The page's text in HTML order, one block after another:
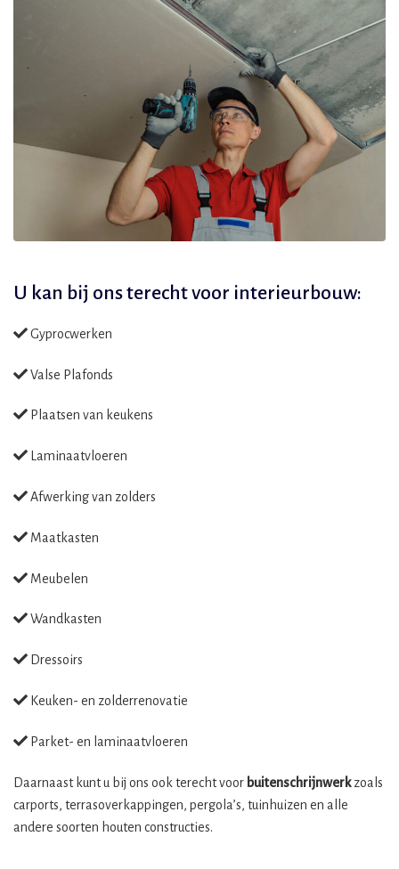
U kan bij ons terecht voor interieurbouw:
Gyprocwerken
Valse Plafonds
Plaatsen van keukens
Laminaatvloeren
Afwerking van zolders
Maatkasten
Meubelen
Wandkasten
Dressoirs
Keuken- en zolderrenovatie
Parket- en laminaatvloeren
Daarnaast kunt u bij ons ook terecht voor buitenschrijnwerkzoals
carports, terrasoverkappingen, pergola’s, tuinhuizen en alle
andere soorten houten constructies.